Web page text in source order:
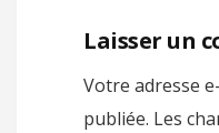
Laisser un
Votre adresse
publiée. Les